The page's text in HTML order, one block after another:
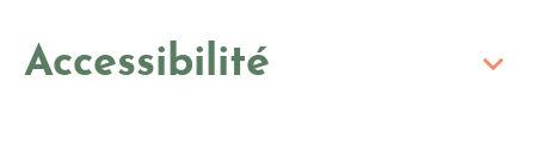
Accessibilité